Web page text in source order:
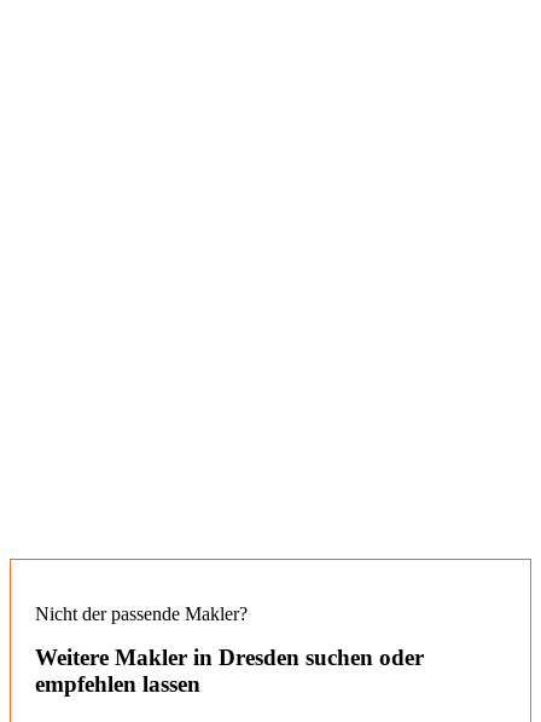
Nicht der passende Makler?
Weitere Makler in Dresden suchen oder
empfehlen lassen